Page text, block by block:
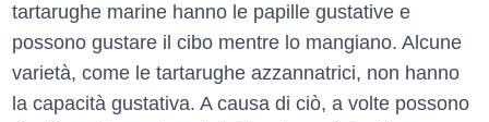
tartarughe marine hanno le papille gustative e
possono gustare il cibo mentre lo mangiano. Alcune
varietà, come le tartarughe azzannatrici, non hanno
la capacità gustativa. A causa di ciò, a volte possono